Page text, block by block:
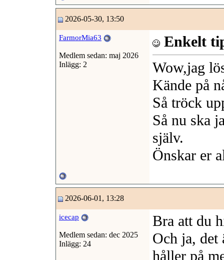
2026-05-30, 13:50
FarmorMia63
Medlem sedan: maj 2026
Inlägg: 2
Enkelt
Wow,jag
Kände på
Så tröck
Så nu ska
själv.
Önskar er
2026-06-01, 13:28
icecap
Medlem sedan: dec 2025
Inlägg: 24
Bra att du
Och ja, det
håller på